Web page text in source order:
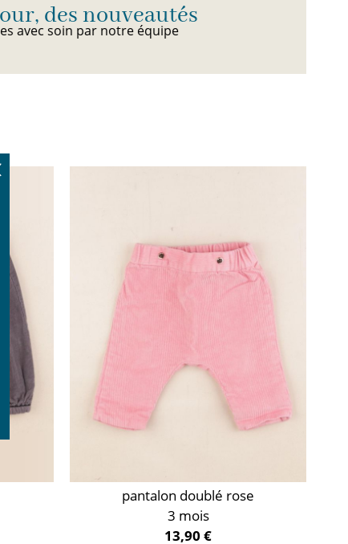
pantalon doublé rose
3 mois
13,90 €